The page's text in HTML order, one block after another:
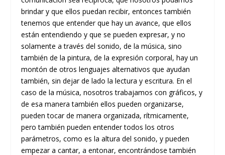
brindar y que ellos puedan recibir, entonces también
tenemos que entender que hay un avance, que ellos
están entendiendo y que se pueden expresar, y no
solamente a través del sonido, de la música, sino
también de la pintura, de la expresión corporal, hay un
montón de otros lenguajes alternativos que ayudan
también, sin dejar de lado la lectura y escritura. En el
caso de la música, nosotros trabajamos con gráficos, y
de esa manera también ellos pueden organizarse,
pueden tocar de manera organizada, rítmicamente,
pero también pueden entender todos los otros
parámetros, como es la altura del sonido, y pueden
empezar a cantar, a entonar, encontrándose también